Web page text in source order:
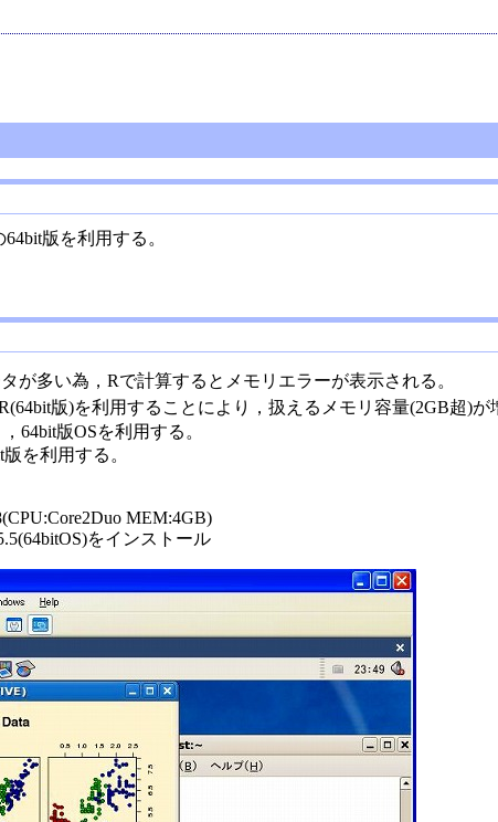
64bit版を利用する。
が多い為，Rで計算するとメモリエラーが表示される。
版)を利用することにより，扱えるメモリ容量(2GB超)
64bit版OSを利用する。
を利用する。
MEM:4GB)
をインストール